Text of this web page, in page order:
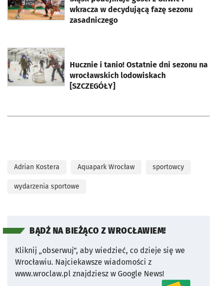
wkracza w decydującą fazę sezonu
zasadniczego
Hucznie i tanio! Ostatnie dni sezonu na
wrocławskich lodowiskach
[SZCZEGÓŁY]
otworzy się w nowej karcie
Adrian Kostera Aquapark Wrocław sportowcy
wydarzenia sportowe
BĄDŹ NA BIEŻĄCO Z WROCŁAWIEM!
Kliknij „obserwuj”, aby wiedzieć, co dzieje się we
Wrocławiu. Najciekawsze wiadomości z
www.wroclaw.pl znajdziesz w Google News!